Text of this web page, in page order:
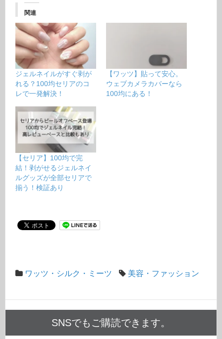
関連
ジェルネイルがすぐ剥が
れる？100均セリアのコ
レで一発解決！
【ワッツ】貼って安心。
ウェブカメラカバーなら
100均にある！
【セリア】100均で完
結！剥がせるジェルネイ
ルグッズが全部セリアで
揃う！検証あり
ワッツ・シルク・ミーツ 美容・ファッション
SNSでもご購読できます。